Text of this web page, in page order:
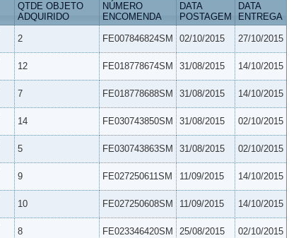
QTDE OBJETO
ADQUIRIDO
NÚMERO
ENCOMENDA
DATA
POSTAGEM
DATA
ENTREGA
2 FE007846824SM 02/10/2015 27/10/2015
12 FE018778674SM 31/08/2015 14/10/2015
7 FE018778688SM 31/08/2015 14/10/2015
14 FE030743850SM 31/08/2015 02/10/2015
5 FE030743863SM 31/08/2015 02/10/2015
9 FE027250611SM 11/09/2015 14/10/2015
10 FE027250608SM 11/09/2015 14/10/2015
8 FE023346420SM 25/08/2015 02/10/2015